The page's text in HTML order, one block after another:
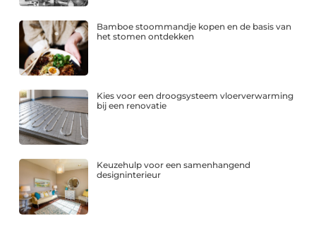
Bamboe stoommandje kopen en de basis van
het stomen ontdekken
Kies voor een droogsysteem vloerverwarming
bij een renovatie
Keuzehulp voor een samenhangend
designinterieur